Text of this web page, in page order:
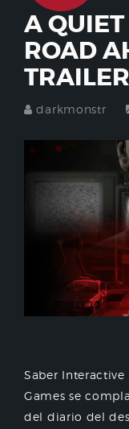
A
ROAD
darkmonstr
Saber
Games se
del diario del